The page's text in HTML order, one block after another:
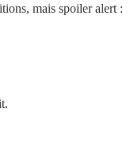
mais spoiler alert :